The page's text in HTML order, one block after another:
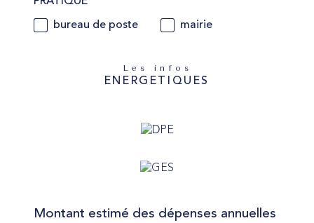
bureau de poste mairie
Les infos
ENERGETIQUES
Montant estimé des dépenses annuelles